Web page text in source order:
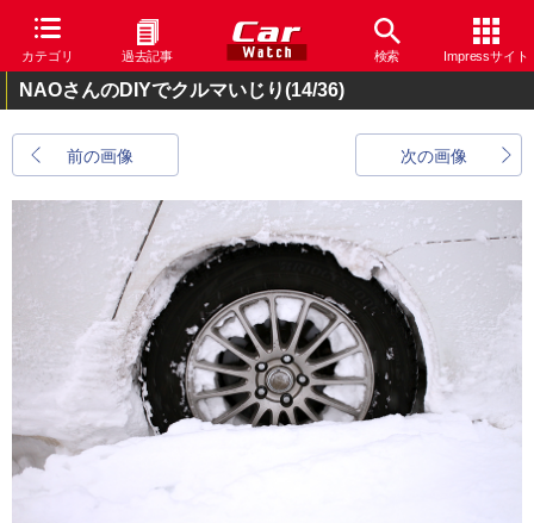
カテゴリ 過去記事 検索 Impressサイト
NAOさんのDIYでクルマいじり(14/36)
前の画像 次の画像